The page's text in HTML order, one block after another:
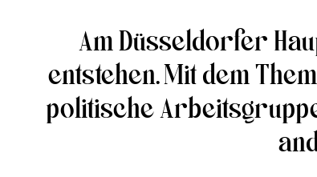
Am Düsseldorfer
entstehen. Mit dem
politische